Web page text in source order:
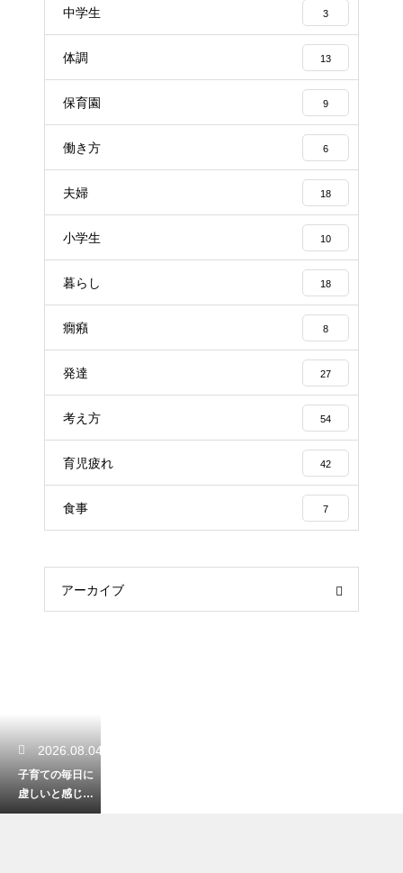
中学生 3
体調 13
保育園 9
働き方 6
夫婦 18
小学生 10
暮らし 18
癇癪 8
発達 27
考え方 54
育児疲れ 42
食事 7
アーカイブ
2026.08.04
子育ての毎日に
虚しいと感じて
しまう親の心